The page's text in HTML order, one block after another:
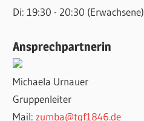
Di: 19:30 - 20:30 (Erwachsene)
Ansprechpartnerin
Michaela Urnauer
Gruppenleiter
Mail:zumba@tgf1846.de